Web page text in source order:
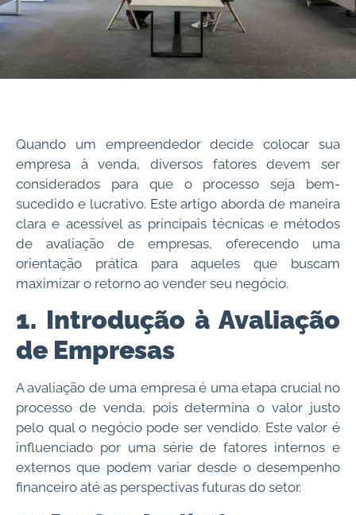
Quando um empreendedor decide colocar sua
empresa à venda, diversos fatores devem ser
considerados para que o processo seja bem-
sucedido e lucrativo. Este artigo aborda de maneira
clara e acessível as principais técnicas e métodos
de avaliação de empresas, oferecendo uma
orientação prática para aqueles que buscam
maximizar o retorno ao vender seu negócio.
1. Introdução à Avaliação
de Empresas
A avaliação de uma empresa é uma etapa crucial no
processo de venda, pois determina o valor justo
pelo qual o negócio pode ser vendido. Este valor é
influenciado por uma série de fatores internos e
externos que podem variar desde o desempenho
financeiro até as perspectivas futuras do setor.